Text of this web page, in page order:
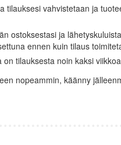
tilauksesi vahvistetaan ja
ostoksestasi ja
ennen kuin tilaus
on tilauksesta noin kaksi
nopeammin, käänny